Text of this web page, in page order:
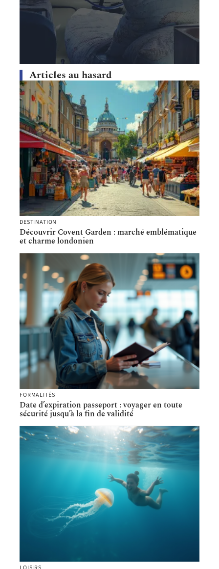
Articles au hasard
DESTINATION
Découvrir Covent Garden : marché emblématique
et charme londonien
FORMALITÉS
Date d’expiration passeport : voyager en toute
sécurité jusqu’à la fin de validité